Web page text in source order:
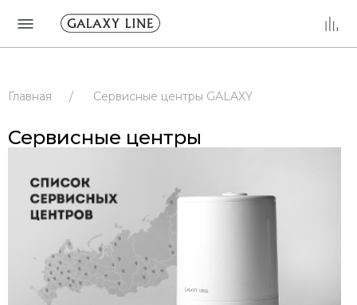
Главная / Сервисные центры GALAXY
Сервисные центры